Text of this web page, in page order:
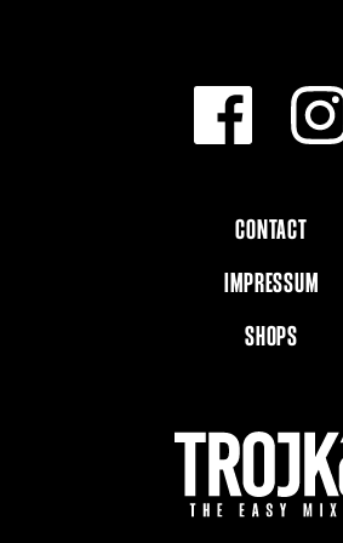
CONTACT
IMPRESSUM
SHOPS